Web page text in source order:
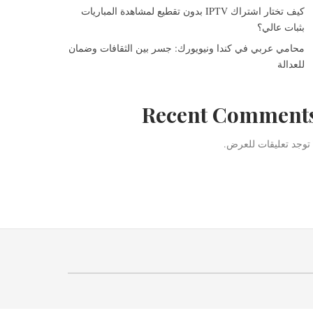
كيف تختار اشتراك IPTV بدون تقطيع لمشاهدة المباريات
بثبات عالي؟
محامي عربي في كندا ونيويورك: جسر بين الثقافات وضمان
للعدالة
Recent
توجد تعليقات للعرض.